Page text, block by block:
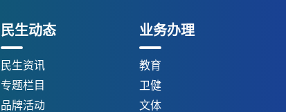
民生动态
民生资讯
专题栏目
品牌活动
业务办理
教育
卫健
文体